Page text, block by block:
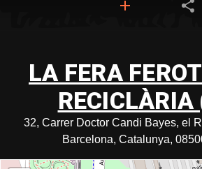
LA FERA
RECICLÀRIA
32, Carrer Doctor Candi Bayes, el
Barcelona, Catalunya,